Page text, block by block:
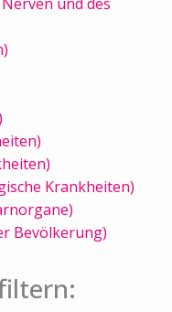
Krankheiten)
Bevölkerung)